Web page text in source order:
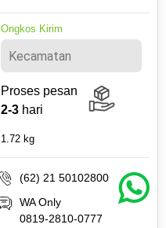
Ongkos Kirim
Proses pesan
2-3 hari
1.72 kg
(62) 21 50102800
WA Only
0819-2810-0777